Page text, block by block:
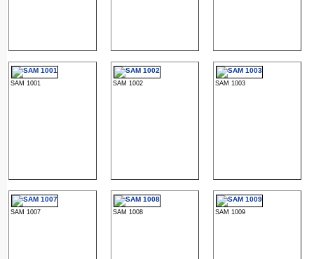
SAM 1001 SAM 1002 SAM 1003
SAM 1007 SAM 1008 SAM 1009